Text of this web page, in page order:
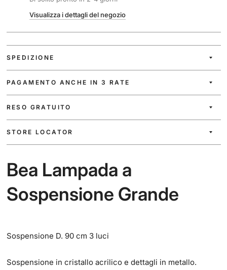
Visualizza i dettagli del negozio
SPEDIZIONE
PAGAMENTO ANCHE IN 3 RATE
RESO GRATUITO
STORE LOCATOR
Bea Lampada a
Sospensione Grande
Sospensione D. 90 cm 3 luci
Sospensione in cristallo acrilico e dettagli in metallo.